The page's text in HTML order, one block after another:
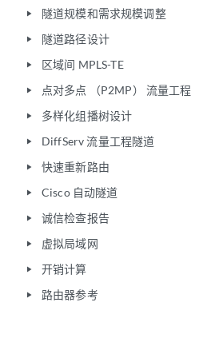
play_arrow 隧道规模和需求规模调整
play_arrow 隧道路径设计
play_arrow 区域间 MPLS-TE
play_arrow 点对多点 （P2MP） 流量工程
play_arrow 多样化组播树设计
play_arrow DiffServ 流量工程隧道
play_arrow 快速重新路由
play_arrow Cisco 自动隧道
play_arrow 诚信检查报告
play_arrow 虚拟局域网
play_arrow 开销计算
play_arrow 路由器参考